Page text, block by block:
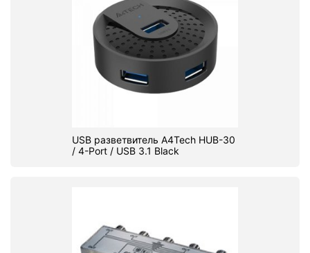
USB разветвитель A4Tech HUB-30
/ 4-Port / USB 3.1 Black